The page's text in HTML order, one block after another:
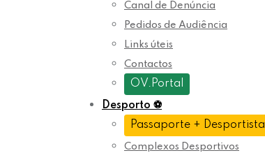
Canal de Denúncia
Pedidos de Audiência
Links úteis
Contactos
OV.Portal
Desporto ⚽
Passaporte + Desportista
Complexos Desportivos